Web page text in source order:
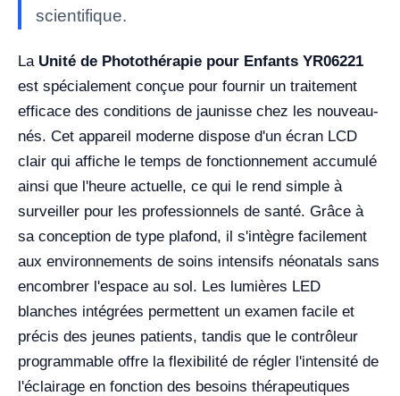
scientifique.
La Unité de Photothérapie pour Enfants YR06221
est spécialement conçue pour fournir un traitement
efficace des conditions de jaunisse chez les nouveau-
nés. Cet appareil moderne dispose d'un écran LCD
clair qui affiche le temps de fonctionnement accumulé
ainsi que l'heure actuelle, ce qui le rend simple à
surveiller pour les professionnels de santé. Grâce à
sa conception de type plafond, il s'intègre facilement
aux environnements de soins intensifs néonatals sans
encombrer l'espace au sol. Les lumières LED
blanches intégrées permettent un examen facile et
précis des jeunes patients, tandis que le contrôleur
programmable offre la flexibilité de régler l'intensité de
l'éclairage en fonction des besoins thérapeutiques